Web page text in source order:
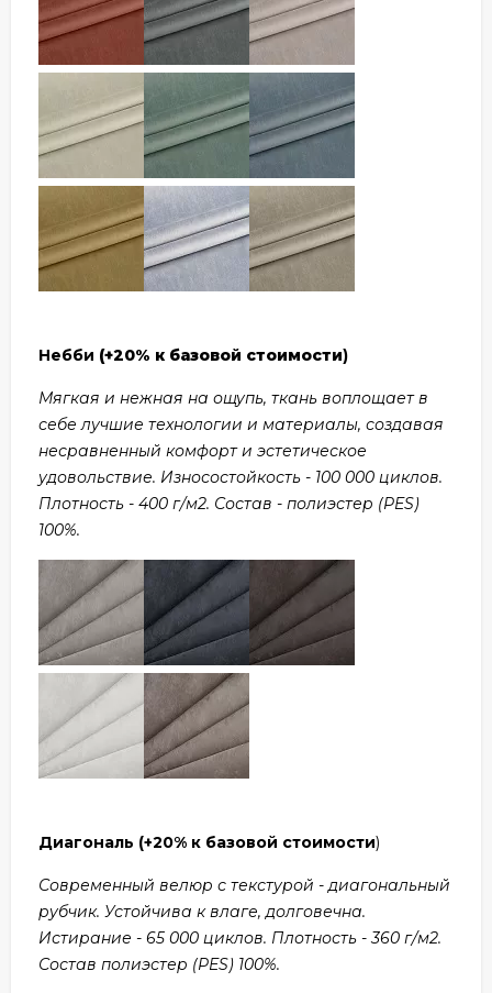
Небби (+20% к базовой стоимости)
Мягкая и нежная на ощупь, ткань воплощает в
себе лучшие технологии и материалы, создавая
несравненный комфорт и эстетическое
удовольствие. Износостойкость - 100 000 циклов.
Плотность - 400 г/м2. Состав - полиэстер (PES)
100%.
Диагональ (+20% к базовой стоимости)
Современный велюр с текстурой - диагональный
рубчик. Устойчива к влаге, долговечна.
Истирание - 65 000 циклов. Плотность - 360 г/м2.
Состав полиэстер (PES) 100%.